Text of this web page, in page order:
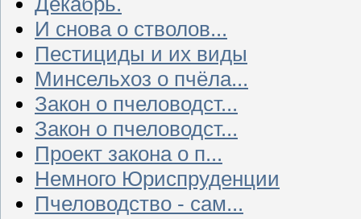
И снова о стволов...
Пестициды и их виды
Минсельхоз о пчёла...
Закон о пчеловодст...
Закон о пчеловодст...
Проект закона о п...
Немного Юриспруденции
Пчеловодство - сам...